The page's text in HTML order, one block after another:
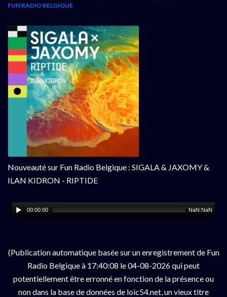
FUN RADIO BELGIQUE
Nouveauté sur Fun Radio Belgique : SIGALA & JAXOMY &
ILAN KIDRON - RIPTIDE
00:00:00 NaN:NaN
(Publication automatique basée sur un enregistrement de Fun
Radio Belgique à 17:40:08 le 04-08-2026 qui peut
potentiellement être erronné en fonction de la présence ou
non dans la base de données de loic54.net, un vieux titre